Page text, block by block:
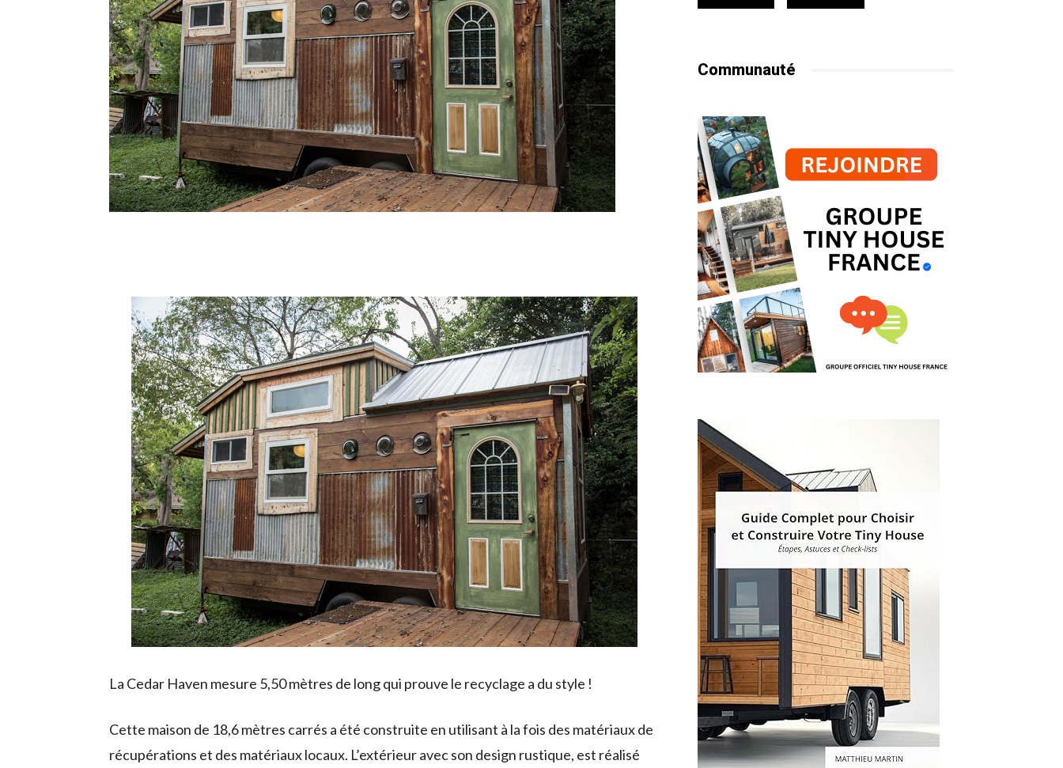
La Cedar Haven mesure 5,50 mètres de long qui prouve le recyclage a du style !
Cette maison de 18,6 mètres carrés a été construite en utilisant à la fois des matériaux de
récupérations et des matériaux locaux. L’extérieur avec son design rustique, est réalisé
Communauté